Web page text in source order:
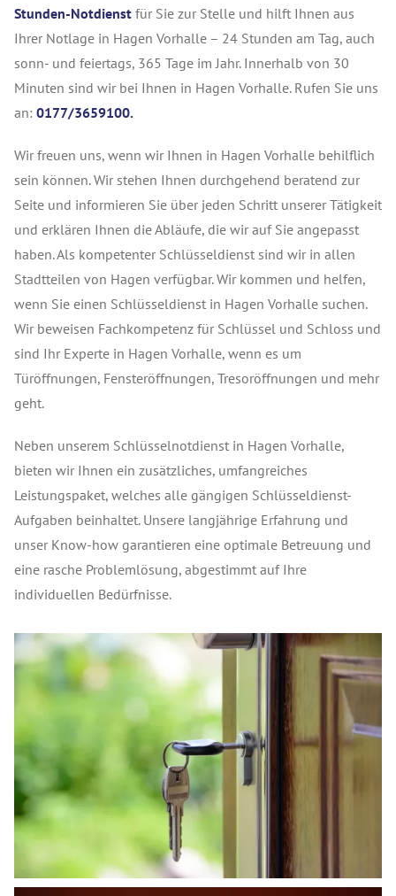
Stunden-Notdienst für Sie zur Stelle und hilft Ihnen aus
Ihrer Notlage in Hagen Vorhalle – 24 Stunden am Tag, auch
sonn- und feiertags, 365 Tage im Jahr. Innerhalb von 30
Minuten sind wir bei Ihnen in Hagen Vorhalle. Rufen Sie uns
an: 0177/3659100.
Wir freuen uns, wenn wir Ihnen in Hagen Vorhalle behilflich
sein können. Wir stehen Ihnen durchgehend beratend zur
Seite und informieren Sie über jeden Schritt unserer Tätigkeit
und erklären Ihnen die Abläufe, die wir auf Sie angepasst
haben. Als kompetenter Schlüsseldienst sind wir in allen
Stadtteilen von Hagen verfügbar. Wir kommen und helfen,
wenn Sie einen Schlüsseldienst in Hagen Vorhalle suchen.
Wir beweisen Fachkompetenz für Schlüssel und Schloss und
sind Ihr Experte in Hagen Vorhalle, wenn es um
Türöffnungen, Fensteröffnungen, Tresoröffnungen und mehr
geht.
Neben unserem Schlüsselnotdienst in Hagen Vorhalle,
bieten wir Ihnen ein zusätzliches, umfangreiches
Leistungspaket, welches alle gängigen Schlüsseldienst-
Aufgaben beinhaltet. Unsere langjährige Erfahrung und
unser Know-how garantieren eine optimale Betreuung und
eine rasche Problemlösung, abgestimmt auf Ihre
individuellen Bedürfnisse.